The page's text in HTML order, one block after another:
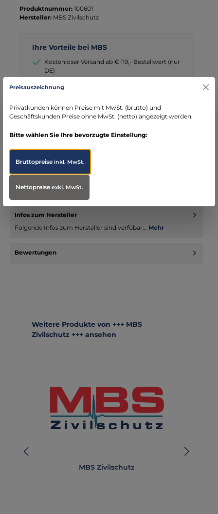
Produktnummer: 100601
Hersteller: MBS Zivilschutz
Ihre Vorteile bei MBS
Kostenloser Versand ab € 119,- Bestellwert (nur
DE)
seit über 15 Jahren kompetenter Partner im
Beschreibung
Das Vallfirest Schwerlast-Tragesystem ist die professionelle
transportie…Mehr
Infos zum Hersteller
Folgende Infos zum Hersteller sind verfübar... Mehr
Bewertungen
Produktgalerie überspringen
Weitere Produkte von +++ MBS
Zivilschutz +++ ansehen
MBS Zivilschutz
Preisauszeichnung
Privatkunden können Preise mit MwSt. (brutto) und
Geschäftskunden Preise ohne MwSt. (netto) angezeigt werden.
Bitte wählen Sie Ihre bevorzugte Einstellung:
Bruttopreiseinkl. MwSt.
Nettopreiseexkl. MwSt.